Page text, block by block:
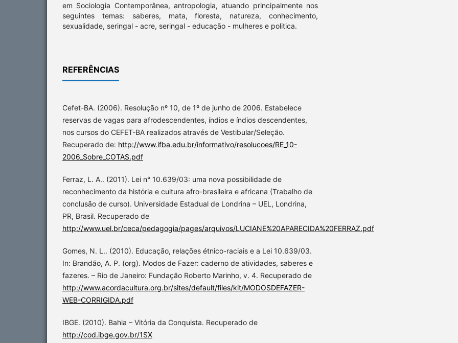
em Sociologia Contemporânea, antropologia, atuando principalmente nos
seguintes temas: saberes, mata, floresta, natureza, conhecimento,
sexualidade, seringal - acre, seringal - educação - mulheres e politica.
REFERÊNCIAS
Cefet-BA. (2006). Resolução nº 10, de 1º de junho de 2006. Estabelece
reservas de vagas para afrodescendentes, índios e índios descendentes,
nos cursos do CEFET-BA realizados através de Vestibular/Seleção.
Recuperado de: http://www.ifba.edu.br/informativo/resolucoes/RE_10-
2006_Sobre_COTAS.pdf
Ferraz, L. A.. (2011). Lei n° 10.639/03: uma nova possibilidade de
reconhecimento da história e cultura afro-brasileira e africana (Trabalho de
conclusão de curso). Universidade Estadual de Londrina – UEL, Londrina,
PR, Brasil. Recuperado de
http://www.uel.br/ceca/pedagogia/pages/arquivos/LUCIANE%20APARECIDA%20FERRAZ.pdf
Gomes, N. L.. (2010). Educação, relações étnico-raciais e a Lei 10.639/03.
In: Brandão, A. P. (org). Modos de Fazer: caderno de atividades, saberes e
fazeres. – Rio de Janeiro: Fundação Roberto Marinho, v. 4. Recuperado de
http://www.acordacultura.org.br/sites/default/files/kit/MODOSDEFAZER-
WEB-CORRIGIDA.pdf
IBGE. (2010). Bahia – Vitória da Conquista. Recuperado de
http://cod.ibge.gov.br/1SX